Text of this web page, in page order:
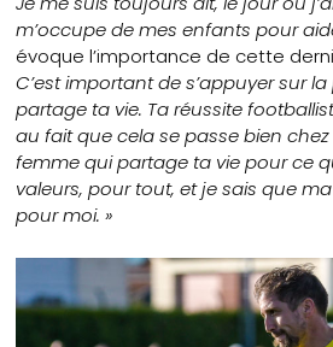
m’occupe de mes enfants pour
évoque l’importance de cette
C’est important de s’appuyer sur
partage ta vie. Ta réussite
au fait que cela se passe bien
femme qui partage ta vie pour ce
valeurs, pour tout, et je sais que
pour moi. »